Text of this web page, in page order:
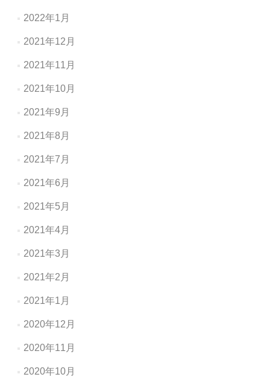
2022年1月
2021年12月
2021年11月
2021年10月
2021年9月
2021年8月
2021年7月
2021年6月
2021年5月
2021年4月
2021年3月
2021年2月
2021年1月
2020年12月
2020年11月
2020年10月